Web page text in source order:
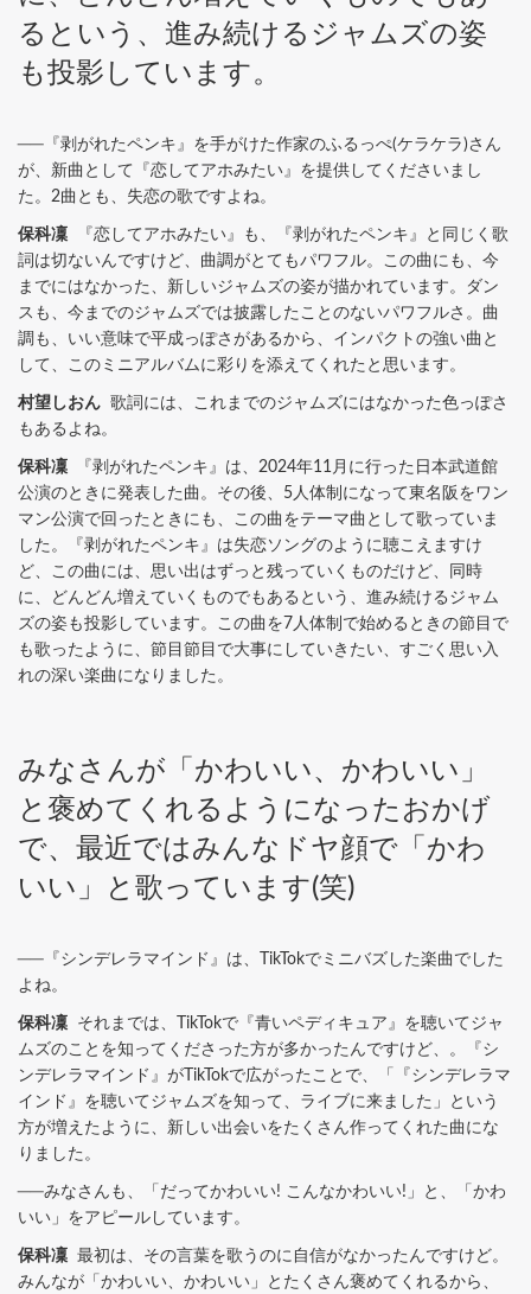
るという、進み続けるジャムズの姿
も投影しています。
──『剥がれたペンキ』を手がけた作家のふるっぺ(ケラケラ)さん
が、新曲として『恋してアホみたい』を提供してくださいまし
た。2曲とも、失恋の歌ですよね。
保科凜 『恋してアホみたい』も、『剥がれたペンキ』と同じく歌
詞は切ないんですけど、曲調がとてもパワフル。この曲にも、今
までにはなかった、新しいジャムズの姿が描かれています。ダン
スも、今までのジャムズでは披露したことのないパワフルさ。曲
調も、いい意味で平成っぽさがあるから、インパクトの強い曲と
して、このミニアルバムに彩りを添えてくれたと思います。
村望しおん 歌詞には、これまでのジャムズにはなかった色っぽさ
もあるよね。
保科凜
『剥がれたペンキ』は、2024年11月に行った日本武道館
公演のときに発表した曲。その後、5人体制になって東名阪をワン
マン公演で回ったときにも、この曲をテーマ曲として歌っていま
した。『剥がれたペンキ』は失恋ソングのように聴こえますけ
ど、この曲には、思い出はずっと残っていくものだけど、同時
に、どんどん増えていくものでもあるという、進み続けるジャム
ズの姿も投影しています。この曲を7人体制で始めるときの節目で
も歌ったように、節目節目で大事にしていきたい、すごく思い入
れの深い楽曲になりました。
みなさんが「かわいい、かわいい」
と褒めてくれるようになったおかげ
で、最近ではみんなドヤ顔で「かわ
いい」と歌っています(笑)
──『シンデレラマインド』は、TikTokでミニバズした楽曲でした
よね。
保科凜 それまでは、TikTokで『青いペディキュア』を聴いてジャ
ムズのことを知ってくださった方が多かったんですけど、。『シ
ンデレラマインド』がTikTokで広がったことで、「『シンデレラマ
インド』を聴いてジャムズを知って、ライブに来ました」という
方が増えたように、新しい出会いをたくさん作ってくれた曲にな
りました。
──みなさんも、「だってかわいい! こんなかわいい!」と、「かわ
いい」をアピールしています。
保科凜 最初は、その言葉を歌うのに自信がなかったんですけど。
みんなが「かわいい、かわいい」とたくさん褒めてくれるから、